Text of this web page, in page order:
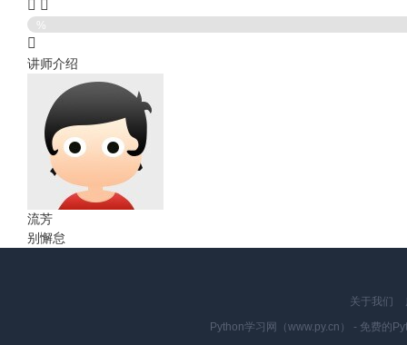
%
讲师介绍
流芳
别懈怠
关于我们
Python学习网（www.py.cn） - 免费的